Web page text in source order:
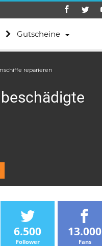
Gutscheine
reparieren
6.500
Follower
13.000
Fans